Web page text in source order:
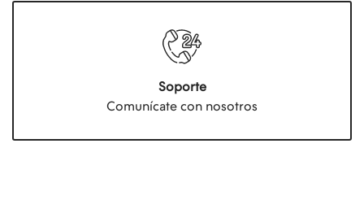
Soporte
Comunícate con nosotros